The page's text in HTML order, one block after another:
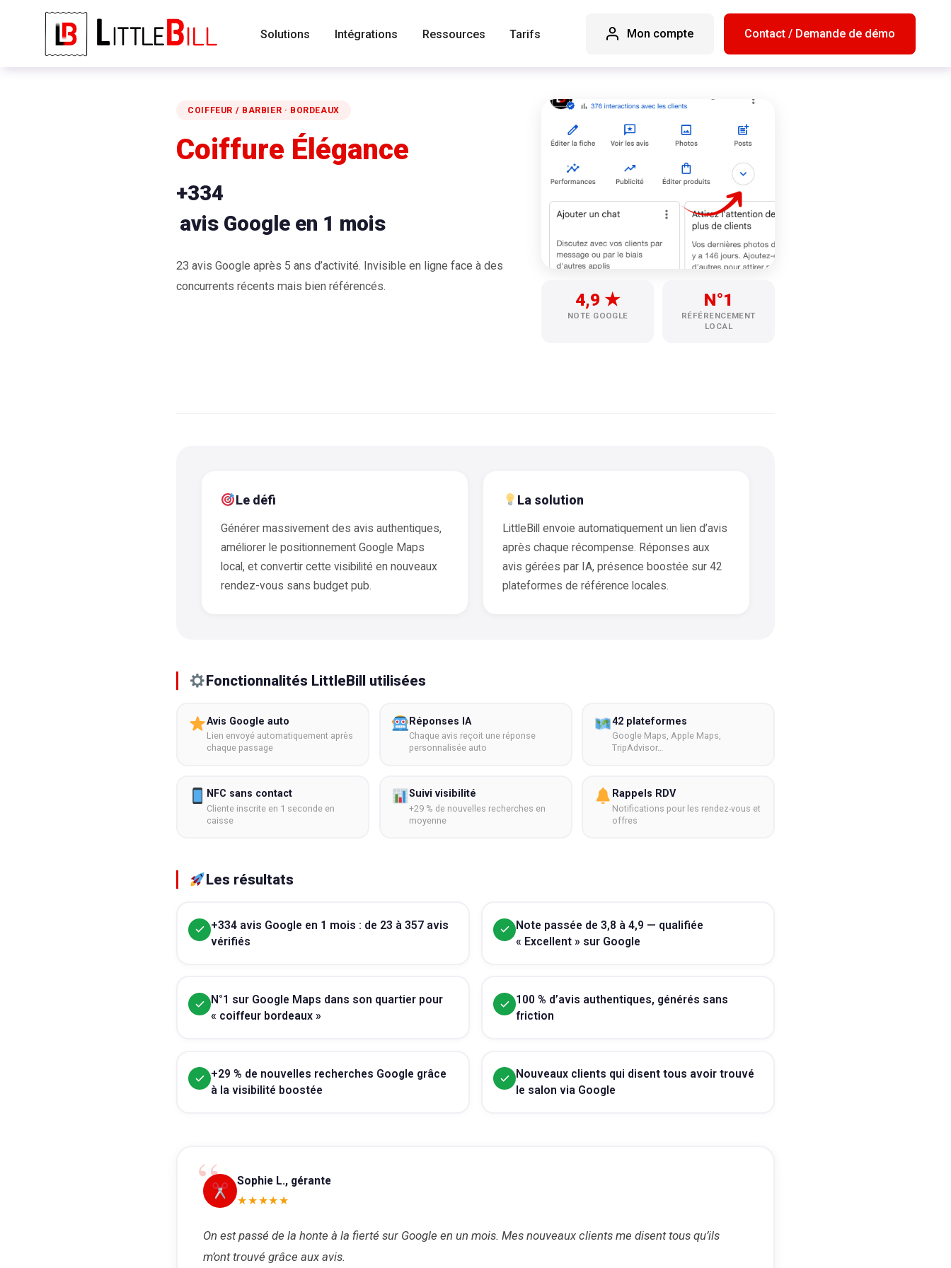
Solutions Intégrations Ressources Tarifs Mon compte Contact / Demande de démo
COIFFEUR / BARBIER · BORDEAUX
Coiffure Élégance
+334
avis Google en 1 mois
23 avis Google après 5 ans d’activité. Invisible en ligne face à des
concurrents récents mais bien référencés.
4,9 ★
NOTE GOOGLE
N°1
RÉFÉRENCEMENT
LOCAL
Le défi
Générer massivement des avis authentiques,
améliorer le positionnement Google Maps
local, et convertir cette visibilité en nouveaux
rendez-vous sans budget pub.
La solution
LittleBill envoie automatiquement un lien d’avis
après chaque récompense. Réponses aux
avis gérées par IA, présence boostée sur 42
plateformes de référence locales.
Fonctionnalités LittleBill utilisées
Avis Google auto
Lien envoyé automatiquement après
chaque passage
Réponses IA
Chaque avis reçoit une réponse
personnalisée auto
42 plateformes
Google Maps, Apple Maps,
TripAdvisor…
NFC sans contact
Cliente inscrite en 1 seconde en
caisse
Suivi visibilité
+29 % de nouvelles recherches en
moyenne
Rappels RDV
Notifications pour les rendez-vous et
offres
Les résultats
+334 avis Google en 1 mois : de 23 à 357 avis
vérifiés
Note passée de 3,8 à 4,9 — qualifiée
« Excellent » sur Google
N°1 sur Google Maps dans son quartier pour
« coiffeur bordeaux »
100 % d’avis authentiques, générés sans
friction
+29 % de nouvelles recherches Google grâce
à la visibilité boostée
Nouveaux clients qui disent tous avoir trouvé
le salon via Google
“
Sophie L., gérante
★★★★★
On est passé de la honte à la fierté sur Google en un mois. Mes nouveaux clients me disent tous qu’ils
m’ont trouvé grâce aux avis.